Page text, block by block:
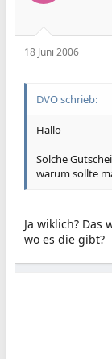
18 Juni 2006
DVO schrieb:
Hallo
Solche
warum sollte
Ja wiklich?
wo es die gibt?